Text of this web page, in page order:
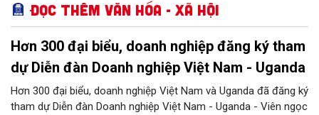
Đọc thêm Văn hóa - Xã hội
Hơn 300 đại biểu, doanh nghiệp đăng ký tham
dự Diễn đàn Doanh nghiệp Việt Nam - Uganda
Hơn 300 đại biểu, doanh nghiệp Việt Nam và Uganda đã đăng ký
tham dự Diễn đàn Doanh nghiệp Việt Nam - Uganda - Viên ngọc